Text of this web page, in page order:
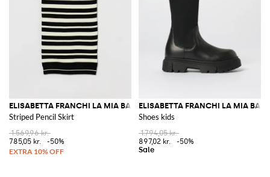
ELISABETTA FRANCHI LA MIA BAMBINA
Striped Pencil Skirt
1.569,96 kr.
785,05 kr.
-50%
ELISABETTA FRANCHI LA MIA
Shoes kids
1.794,05 kr.
897,02 kr.
-50%